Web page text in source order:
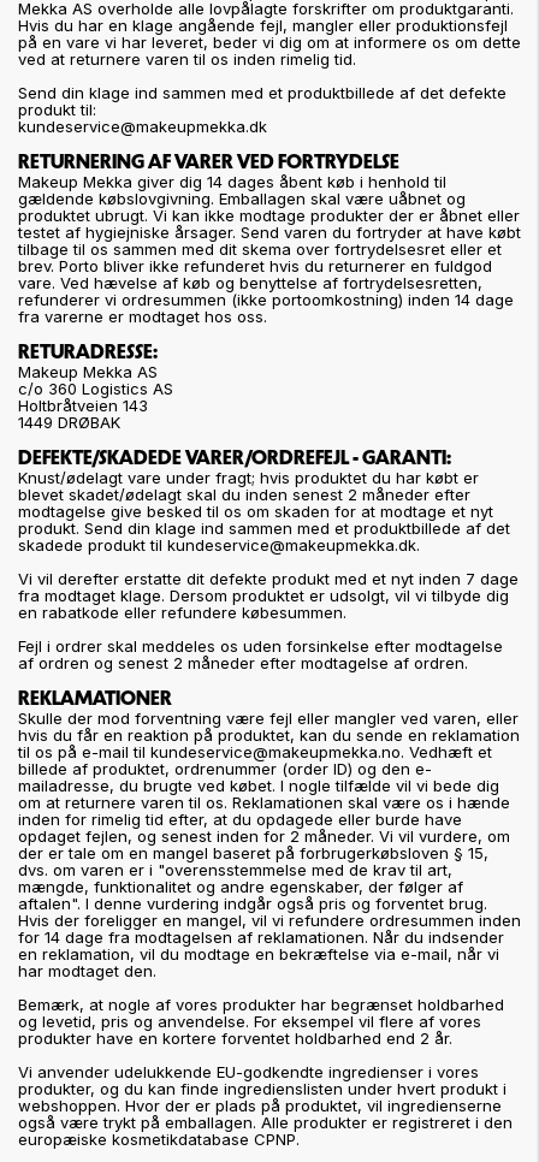
Mekka AS overholde alle lovpålagte forskrifter om produktgaranti.
Hvis du har en klage angående fejl, mangler eller produktionsfejl
på en vare vi har leveret, beder vi dig om at informere os om dette
ved at returnere varen til os inden rimelig tid.
Send din klage ind sammen med et produktbillede af det defekte
produkt til:
kundeservice@makeupmekka.dk
RETURNERING AF VARER VED FORTRYDELSE
Makeup Mekka giver dig 14 dages åbent køb i henhold til
gældende købslovgivning. Emballagen skal være uåbnet og
produktet ubrugt. Vi kan ikke modtage produkter der er åbnet eller
testet af hygiejniske årsager. Send varen du fortryder at have købt
tilbage til os sammen med dit skema over fortrydelsesret eller et
brev. Porto bliver ikke refunderet hvis du returnerer en fuldgod
vare. Ved hævelse af køb og benyttelse af fortrydelsesretten,
refunderer vi ordresummen (ikke portoomkostning) inden 14 dage
fra varerne er modtaget hos oss.
RETURADRESSE:
Makeup Mekka AS
c/o 360 Logistics AS
Holtbråtveien 143
1449 DRØBAK
DEFEKTE/SKADEDE VARER/ORDREFEJL - GARANTI:
Knust/ødelagt vare under fragt; hvis produktet du har købt er
blevet skadet/ødelagt skal du inden senest 2 måneder efter
modtagelse give besked til os om skaden for at modtage et nyt
produkt. Send din klage ind sammen med et produktbillede af det
skadede produkt til kundeservice@makeupmekka.dk.
Vi vil derefter erstatte dit defekte produkt med et nyt inden 7 dage
fra modtaget klage. Dersom produktet er udsolgt, vil vi tilbyde dig
en rabatkode eller refundere købesummen.
Fejl i ordrer skal meddeles os uden forsinkelse efter modtagelse
af ordren og senest 2 måneder efter modtagelse af ordren.
REKLAMATIONER
Skulle der mod forventning være fejl eller mangler ved varen, eller
hvis du får en reaktion på produktet, kan du sende en reklamation
til os på e-mail til kundeservice@makeupmekka.no. Vedhæft et
billede af produktet, ordrenummer (order ID) og den e-
mailadresse, du brugte ved købet. I nogle tilfælde vil vi bede dig
om at returnere varen til os. Reklamationen skal være os i hænde
inden for rimelig tid efter, at du opdagede eller burde have
opdaget fejlen, og senest inden for 2 måneder. Vi vil vurdere, om
der er tale om en mangel baseret på forbrugerkøbsloven § 15,
dvs. om varen er i "overensstemmelse med de krav til art,
mængde, funktionalitet og andre egenskaber, der følger af
aftalen". I denne vurdering indgår også pris og forventet brug.
Hvis der foreligger en mangel, vil vi refundere ordresummen inden
for 14 dage fra modtagelsen af reklamationen. Når du indsender
en reklamation, vil du modtage en bekræftelse via e-mail, når vi
har modtaget den.
Bemærk, at nogle af vores produkter har begrænset holdbarhed
og levetid, pris og anvendelse. For eksempel vil flere af vores
produkter have en kortere forventet holdbarhed end 2 år.
Vi anvender udelukkende EU-godkendte ingredienser i vores
produkter, og du kan finde ingredienslisten under hvert produkt i
webshoppen. Hvor der er plads på produktet, vil ingredienserne
også være trykt på emballagen. Alle produkter er registreret i den
europæiske kosmetikdatabase CPNP.